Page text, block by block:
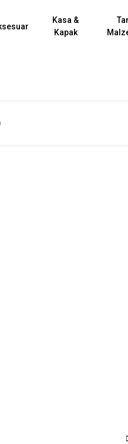
Kasa &
Kapak